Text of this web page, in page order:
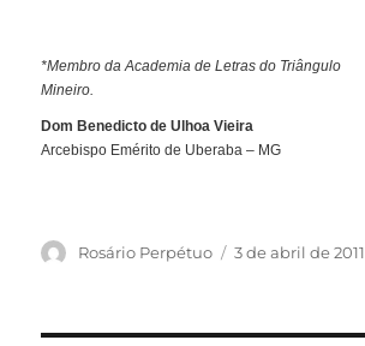
*Membro da Academia de Letras do Triângulo
Mineiro.
Dom Benedicto de Ulhoa Vieira
Arcebispo Emérito de Uberaba – MG
Autor
Rosário Perpétuo
Publicado
3 de abril de 2011